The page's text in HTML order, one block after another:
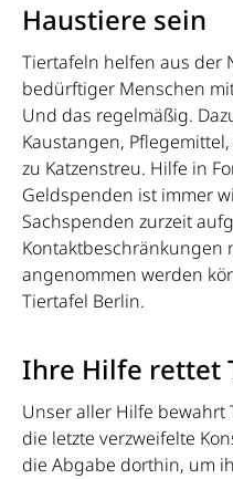
Haustiere sein
Tiertafeln helfen aus der
bedürftiger Menschen
Und das regelmäßig.
Kaustangen,
zu Katzenstreu. Hilfe in
Geldspenden ist immer
Sachspenden zurzeit
Kontaktbeschränkungen
angenommen werden
Tiertafel Berlin.
Ihre Hilfe rettet
Unser aller Hilfe bewahrt
die letzte verzweifelte
die Abgabe dorthin, um